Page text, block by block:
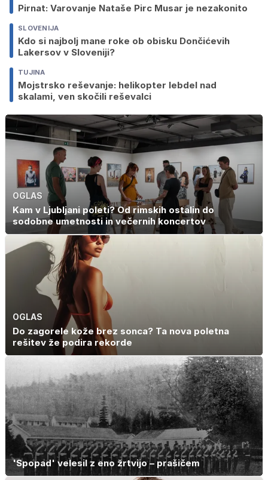
Pirnat: Varovanje Nataše Pirc Musar je nezakonito
SLOVENIJA
Kdo si najbolj mane roke ob obisku Dončićevih
Lakersov v Sloveniji?
TUJINA
Mojstrsko reševanje: helikopter lebdel nad
skalami, ven skočili reševalci
OGLAS
Kam v Ljubljani poleti? Od rimskih ostalin do
sodobne umetnosti in večernih koncertov
OGLAS
Do zagorele kože brez sonca? Ta nova poletna
rešitev že podira rekorde
'Spopad' velesil z eno žrtvijo – prašičem